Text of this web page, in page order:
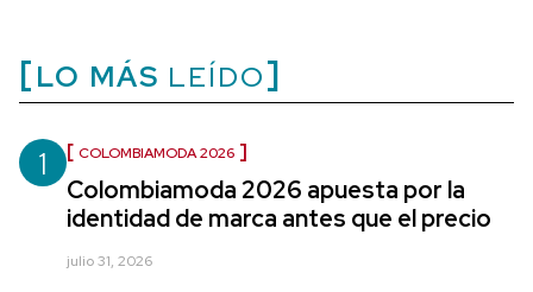
LO MÁS LEÍDO
1 COLOMBIAMODA 2026
Colombiamoda 2026 apuesta por la
identidad de marca antes que el precio
julio 31, 2026